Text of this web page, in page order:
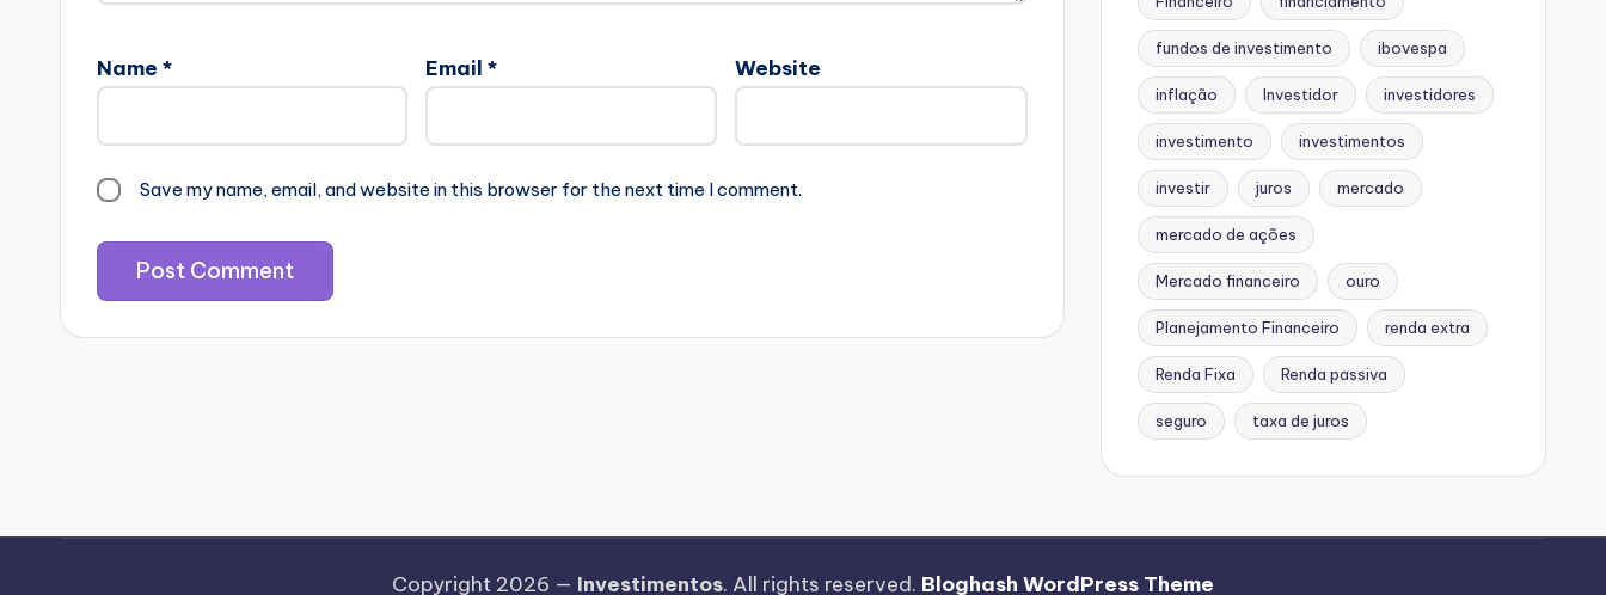
Name * Email * Website
Save my name, email, and website in this browser for the next time I comment.
fundos de investimento ibovespa
inflação Investidor investidores
investimento investimentos
investir juros mercado
mercado de ações
Mercado financeiro ouro
Planejamento Financeiro renda extra
Renda Fixa Renda passiva
seguro taxa de juros
Copyright 2026 — Investimentos. All rights reserved. Bloghash WordPress Theme